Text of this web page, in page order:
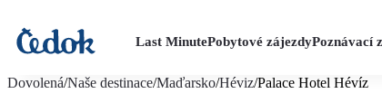
Last MinutePobytové zájezdyPoznávací
Dovolená/Naše destinace/Maďarsko/Héviz/Palace Hotel Hévíz